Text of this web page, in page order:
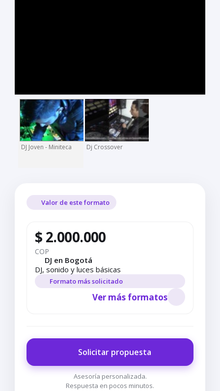
DJ Joven - Miniteca Dj Crossover
Valor de este formato
$ 2.000.000
COP
DJ en Bogotá
DJ, sonido y luces básicas
Formato más solicitado
Ver más formatos
Solicitar propuesta
Asesoría personalizada.
Respuesta en pocos minutos.